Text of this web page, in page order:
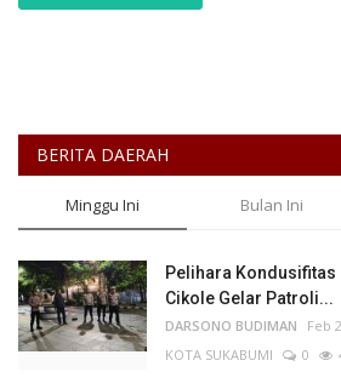
BERITA DAERAH
Minggu Ini Bulan Ini
Pelihara
Cikole Gelar Patroli...
DARSONO BUDIMAN Feb
KOTA SUKABUMI
0